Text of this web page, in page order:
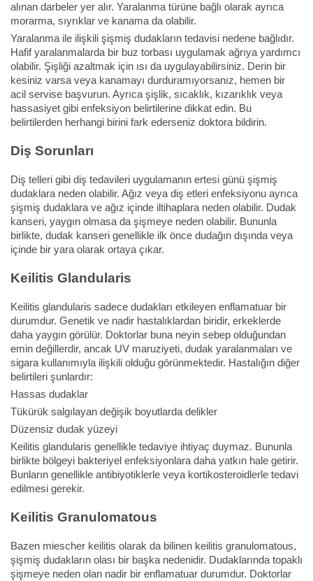
alınan darbeler yer alır. Yaralanma türüne bağlı olarak ayrıca
morarma, sıyrıklar ve kanama da olabilir.
Yaralanma ile ilişkili şişmiş dudakların tedavisi nedene bağlıdır.
Hafif yaralanmalarda bir buz torbası uygulamak ağrıya yardımcı
olabilir. Şişliği azaltmak için ısı da uygulayabilirsiniz. Derin bir
kesiniz varsa veya kanamayı durduramıyorsanız, hemen bir
acil servise başvurun. Ayrıca şişlik, sıcaklık, kızarıklık veya
hassasiyet gibi enfeksiyon belirtilerine dikkat edin. Bu
belirtilerden herhangi birini fark ederseniz doktora bildirin.
Diş Sorunları
Diş telleri gibi diş tedavileri uygulamanın ertesi günü şişmiş
dudaklara neden olabilir. Ağız veya diş etleri enfeksiyonu ayrıca
şişmiş dudaklara ve ağız içinde iltihaplara neden olabilir. Dudak
kanseri, yaygın olmasa da şişmeye neden olabilir. Bununla
birlikte, dudak kanseri genellikle ilk önce dudağın dışında veya
içinde bir yara olarak ortaya çıkar.
Keilitis Glandularis
Keilitis glandularis sadece dudakları etkileyen enflamatuar bir
durumdur. Genetik ve nadir hastalıklardan biridir, erkeklerde
daha yaygın görülür. Doktorlar buna neyin sebep olduğundan
emin değillerdir, ancak UV maruziyeti, dudak yaralanmaları ve
sigara kullanımıyla ilişkili olduğu görünmektedir. Hastalığın diğer
belirtileri şunlardır:
Hassas dudaklar
Tükürük salgılayan değişik boyutlarda delikler
Düzensiz dudak yüzeyi
Keilitis glandularis genellikle tedaviye ihtiyaç duymaz. Bununla
birlikte bölgeyi bakteriyel enfeksiyonlara daha yatkın hale getirir.
Bunların genellikle antibiyotiklerle veya kortikosteroidlerle tedavi
edilmesi gerekir.
Keilitis Granulomatous
Bazen miescher keilitis olarak da bilinen keilitis granulomatous,
şişmiş dudakların olası bir başka nedenidir. Dudaklarında topaklı
şişmeye neden olan nadir bir enflamatuar durumdur. Doktorlar